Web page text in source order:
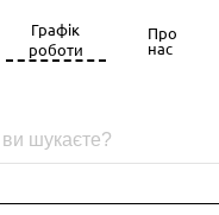
Графік
роботи
Про
нас